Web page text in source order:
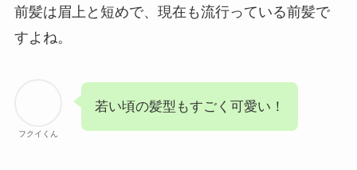
前髪は眉上と短めで、現在も流行っている前髪で
すよね。
フクイくん
若い頃の髪型もすごく可愛い！